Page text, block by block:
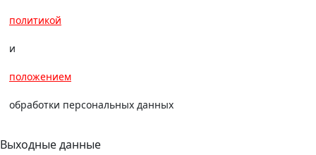
политикой
и
положением
обработки персональных данных
Выходные данные